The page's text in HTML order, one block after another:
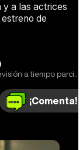
y a las actrices
de
Periodista especializado en cine y televisión a tiempo parcial, fan de Star Wars a jornada completa.
¡Comenta!